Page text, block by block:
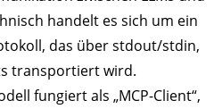
handelt es sich um ein
das über stdout/stdin,
transportiert wird.
fungiert als „MCP-Client“,